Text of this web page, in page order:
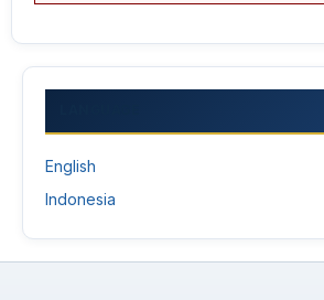
English
Indonesia